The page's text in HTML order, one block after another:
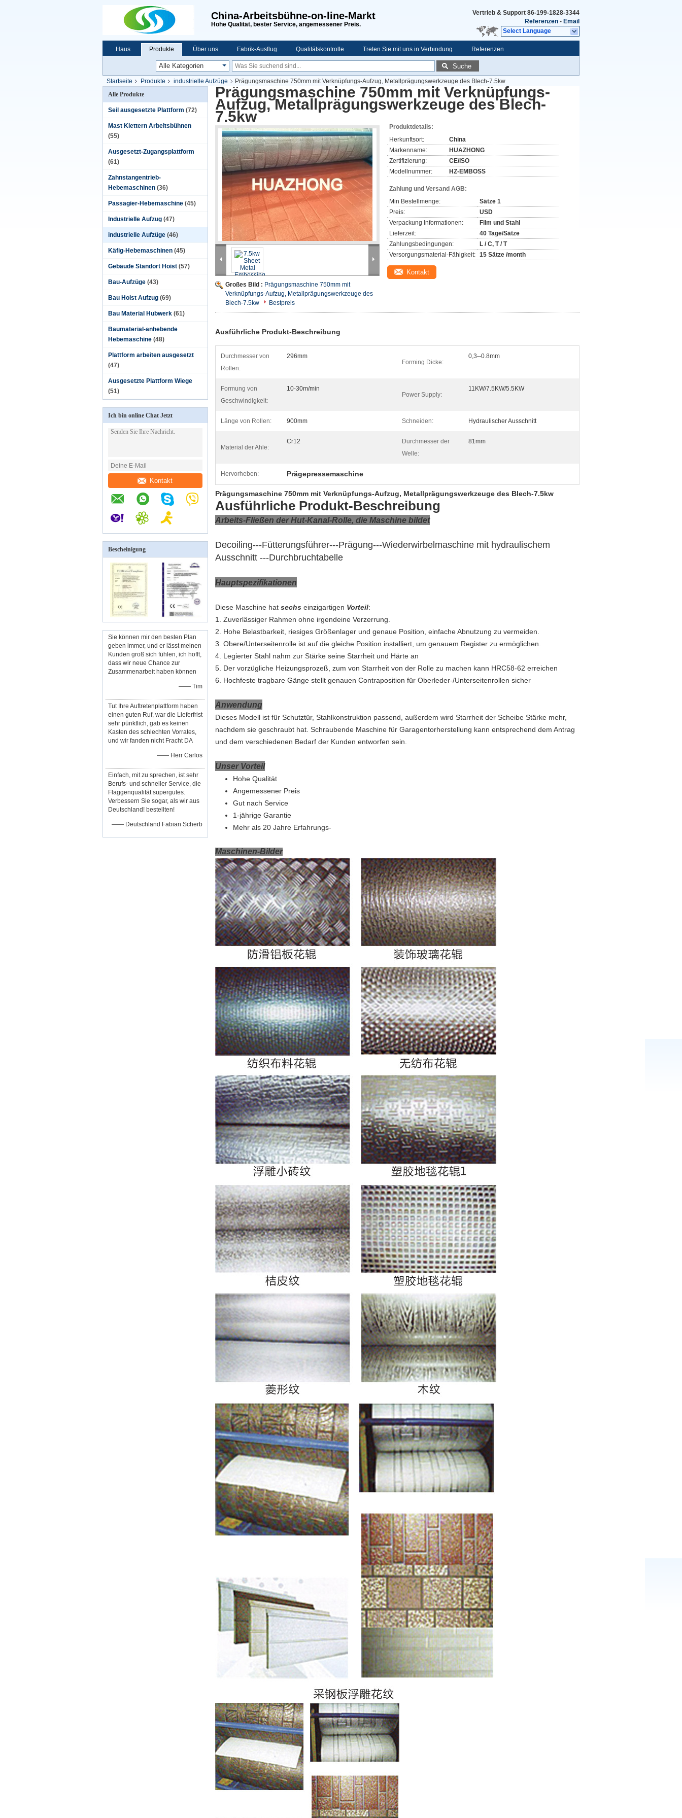
China-Arbeitsbühne-on-line-Markt
Hohe Qualität, bester Service, angemessener Preis.
Vertrieb & Support 86-199-1828-3344
Referenzen - Email
Select Language
Haus Produkte Über uns Fabrik-Ausflug Qualitätskontrolle Treten Sie mit uns in Verbindung Referenzen
Suche
Startseite Produkte industrielle Aufzüge
Prägungsmaschine 750mm mit Verknüpfungs-Aufzug, Metallprägungswerkzeuge des Blech-7.5kw
Alle Produkte
Seil ausgesetzte Plattform (72)
Mast Klettern Arbeitsbühnen
(55)
Ausgesetzt-Zugangsplattform
(61)
Zahnstangentrieb-
Hebemaschinen (36)
Passagier-Hebemaschine (45)
Industrielle Aufzug (47)
industrielle Aufzüge (46)
Käfig-Hebemaschinen (45)
Gebäude Standort Hoist (57)
Bau-Aufzüge (43)
Bau Hoist Aufzug (69)
Bau Material Hubwerk (61)
Baumaterial-anhebende
Hebemaschine (48)
Plattform arbeiten ausgesetzt
(47)
Ausgesetzte Plattform Wiege
(51)
Ich bin online Chat Jetzt
Kontakt
Bescheinigung
Sie können mir den besten Plan
geben immer, und er lässt meinen
Kunden groß sich fühlen, ich hofft,
dass wir neue Chance zur
Zusammenarbeit haben können
—— Tim
Tut Ihre Auftretenplattform haben
einen guten Ruf, war die Lieferfrist
sehr pünktlich, gab es keinen
Kasten des schlechten Vorrates,
und wir fanden nicht Fracht DA
—— Herr Carlos
Einfach, mit zu sprechen, ist sehr
Berufs- und schneller Service, die
Flaggenqualität supergutes.
Verbessern Sie sogar, als wir aus
Deutschland! bestellten!
—— Deutschland Fabian Scherb
Prägungsmaschine 750mm mit Verknüpfungs-
Aufzug, Metallprägungswerkzeuge des Blech-
7.5kw
Großes Bild : Prägungsmaschine 750mm mit
Verknüpfungs-Aufzug, Metallprägungswerkzeuge des
Blech-7.5kw
Bestpreis
Produktdetails:
Herkunftsort:
China
Markenname:
HUAZHONG
Zertifizierung:
CE/ISO
Modellnummer:
HZ-EMBOSS
Zahlung und Versand AGB:
Min Bestellmenge:
Sätze 1
Preis:
USD
Verpackung Informationen:
Film und Stahl
Lieferzeit:
40 Tage/Sätze
Zahlungsbedingungen:
L / C, T / T
Versorgungsmaterial-Fähigkeit: 15 Sätze /month
Kontakt
Ausführliche Produkt-Beschreibung
Durchmesser von
Rollen:
296mm
Forming Dicke:
0,3--0.8mm
Formung von
Geschwindigkeit:
10-30m/min
Power Supply:
11KW/7.5KW/5.5KW
Länge von Rollen: 900mm Schneiden: Hydraulischer Ausschnitt
Material der Ahle:
Cr12
Durchmesser der
Welle:
81mm
Hervorheben: Prägepressemaschine
Prägungsmaschine 750mm mit Verknüpfungs-Aufzug, Metallprägungswerkzeuge des Blech-7.5kw
Ausführliche Produkt-Beschreibung
Arbeits-Fließen der Hut-Kanal-Rolle, die Maschine bildet
Decoiling---Fütterungsführer---Prägung---Wiederwirbelmaschine mit hydraulischem
Ausschnitt ---Durchbruchtabelle
Hauptspezifikationen
Diese Maschine hat sechs einzigartigen Vorteil:
1. Zuverlässiger Rahmen ohne irgendeine Verzerrung.
2. Hohe Belastbarkeit, riesiges Größenlager und genaue Position, einfache Abnutzung zu vermeiden.
3. Obere/Unterseitenrolle ist auf die gleiche Position installiert, um genauem Register zu ermöglichen.
4. Legierter Stahl nahm zur Stärke seine Starrheit und Härte an
5. Der vorzügliche Heizungsprozeß, zum von Starrheit von der Rolle zu machen kann HRC58-62 erreichen
6. Hochfeste tragbare Gänge stellt genauen Contraposition für Oberleder-/Unterseitenrollen sicher
Anwendung
Dieses Modell ist für Schutztür, Stahlkonstruktion passend, außerdem wird Starrheit der Scheibe Stärke mehr,
nachdem sie geschraubt hat. Schraubende Maschine für Garagentorherstellung kann entsprechend dem Antrag
und dem verschiedenen Bedarf der Kunden entworfen sein.
Unser Vorteil
Hohe Qualität
Angemessener Preis
Gut nach Service
1-jährige Garantie
Mehr als 20 Jahre Erfahrungs-
Maschinen-Bilder